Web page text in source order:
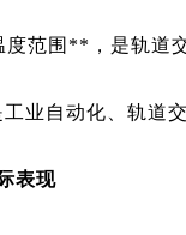
范围**，是轨道
业自动化、轨道
表现